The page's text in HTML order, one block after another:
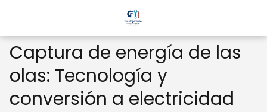
Captura de energía de las
olas: Tecnología y
conversión a electricidad